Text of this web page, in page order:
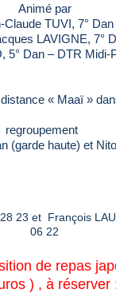
Animé par
Claude TUVI, 7° Dan
LAVIGNE, 7°
5° Dan – DTR Midi-
« Maaï »
(garde haute) et
23 et François
06 22
de repas
) , à réserver